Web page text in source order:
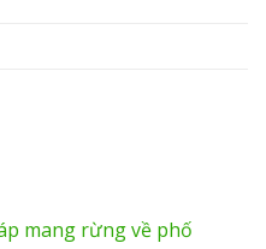
mang rừng về phố